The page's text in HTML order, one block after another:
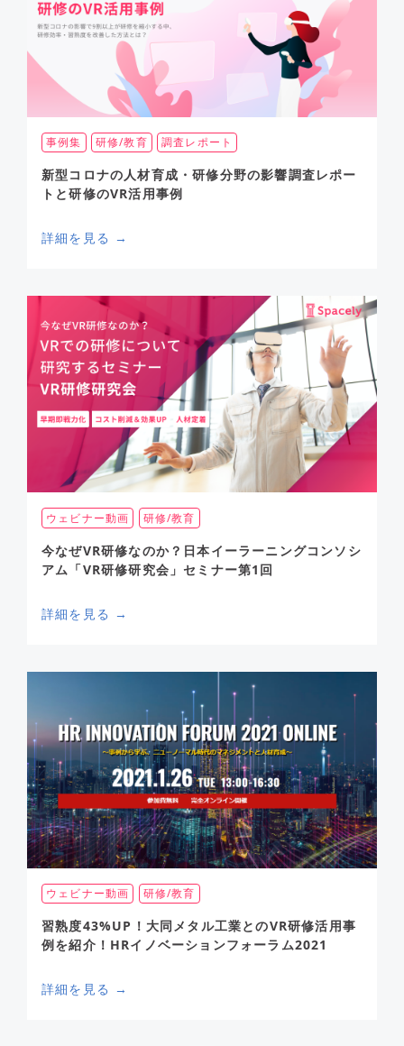
事例集 研修/教育 調査レポート
新型コロナの人材育成・研修分野の影響調査レポー
トと研修のVR活用事例
詳細を見る →
ウェビナー動画 研修/教育
今なぜVR研修なのか？日本イーラーニングコンソシ
アム「VR研修研究会」セミナー第1回
詳細を見る →
ウェビナー動画 研修/教育
習熟度43%UP！大同メタル工業とのVR研修活用事
例を紹介！HRイノベーションフォーラム2021
詳細を見る →